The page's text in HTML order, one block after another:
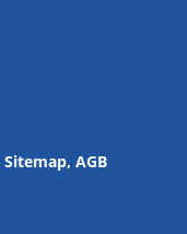
Sitemap, AGB